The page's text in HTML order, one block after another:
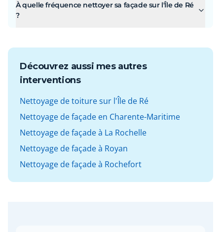
À quelle fréquence nettoyer sa façade sur l'Île de Ré
?
Découvrez aussi mes autres
interventions
Nettoyage de toiture sur l'Île de Ré
Nettoyage de façade en Charente-Maritime
Nettoyage de façade à La Rochelle
Nettoyage de façade à Royan
Nettoyage de façade à Rochefort